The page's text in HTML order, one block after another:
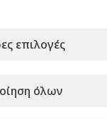
Μοιραστείτε το:
επιλογές
όλων